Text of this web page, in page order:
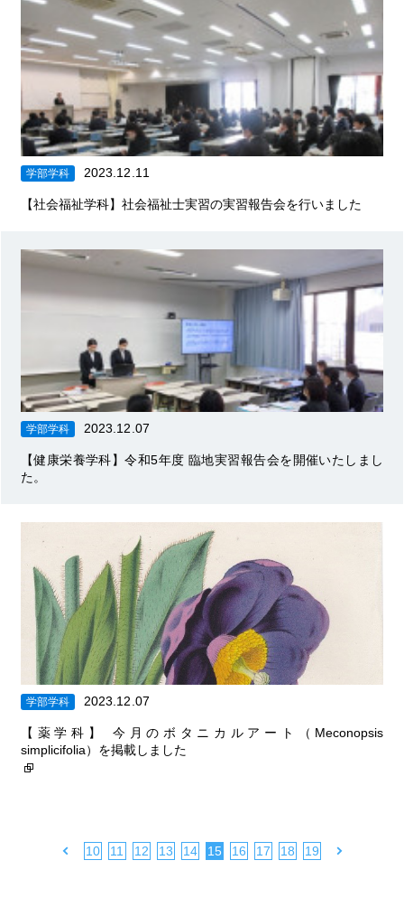
学部学科 2023.12.11
【社会福祉学科】社会福祉士実習の実習報告会を行いました
学部学科 2023.12.07
【健康栄養学科】令和5年度 臨地実習報告会を開催いたしまし
た。
学部学科 2023.12.07
【薬学科】 今月のボタニカルアート（Meconopsis
simplicifolia）を掲載しました
10 11 12 13 14 15 16 17 18 19